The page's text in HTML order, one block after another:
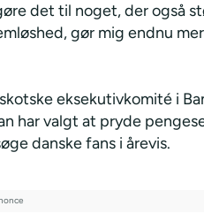
det til noget, der også
gør mig endnu
eksekutivkomité i
har valgt at pryde
danske fans i årevis.